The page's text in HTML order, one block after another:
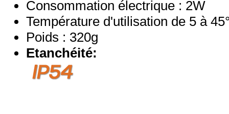
Consommation électrique : 2W
Température d'utilisation de 5 à
Poids : 320g
Etanchéité: